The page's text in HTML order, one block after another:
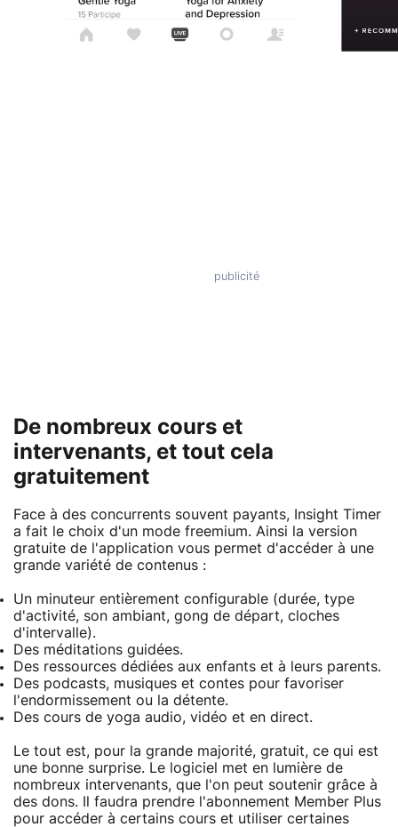
De nombreux cours et
intervenants, et tout cela
gratuitement
Face à des concurrents souvent payants, Insight Timer
a fait le choix d'un mode freemium. Ainsi la version
gratuite de l'application vous permet d'accéder à une
grande variété de contenus :
Un minuteur entièrement configurable (durée, type
d'activité, son ambiant, gong de départ, cloches
d'intervalle).
Des méditations guidées.
Des ressources dédiées aux enfants et à leurs parents.
Des podcasts, musiques et contes pour favoriser
l'endormissement ou la détente.
Des cours de yoga audio, vidéo et en direct.
Le tout est, pour la grande majorité, gratuit, ce qui est
une bonne surprise. Le logiciel met en lumière de
nombreux intervenants, que l'on peut soutenir grâce à
des dons. Il faudra prendre l'abonnement Member Plus
pour accéder à certains cours et utiliser certaines